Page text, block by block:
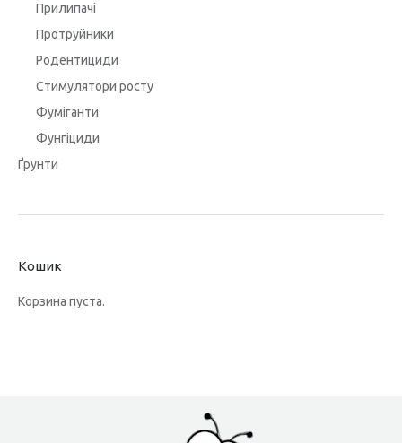
Прилипачі
Протруйники
Родентициди
Стимулятори росту
Фуміганти
Фунгіциди
Ґрунти
Кошик
Корзина пуста.